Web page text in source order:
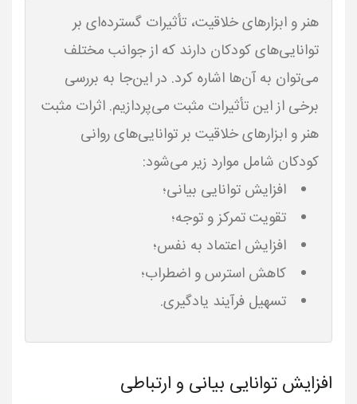
هنر و ابزارهای خلاقیت، تأثیرات گسترده‌ای بر
توانایی‌های کودکان دارند که از جوانب مختلف
می‌توان به آن‌ها اشاره کرد. در این‌جا به بررسی
برخی از این تأثیرات مثبت می‌پردازیم. اثرات مثبت
هنر و ابزارهای خلاقیت بر توانایی‌های روانی
کودکان شامل موارد زیر می‌شود:
افزایش توانایی بیانی؛
تقویت تمرکز و توجه؛
افزایش اعتماد به نفس؛
کاهش استرس و اضطراب؛
تسهیل فرآیند یادگیری.
افزایش توانایی بیانی و ارتباطی